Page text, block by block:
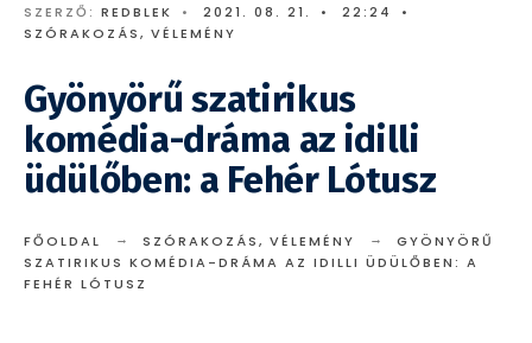
SZERZŐ: REDBLEK • 2021. 08. 21. • 22:24
•
SZÓRAKOZÁS, VÉLEMÉNY
Gyönyörű szatirikus
komédia-dráma az idilli
üdülőben: a Fehér Lótusz
FŐOLDAL SZÓRAKOZÁS, VÉLEMÉNY
GYÖNYÖRŰ
SZATIRIKUS KOMÉDIA-DRÁMA AZ IDILLI ÜDÜLŐBEN: A
FEHÉR LÓTUSZ